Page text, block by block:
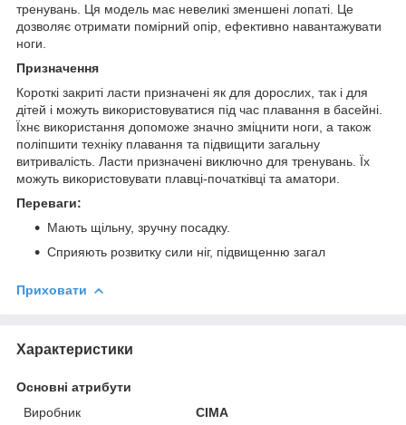
тренувань. Ця модель має невеликі зменшені лопаті. Це
дозволяє отримати помірний опір, ефективно навантажувати
ноги.
Призначення
Короткі закриті ласти призначені як для дорослих, так і для
дітей і можуть використовуватися під час плавання в басейні.
Їхнє використання допоможе значно зміцнити ноги, а також
поліпшити техніку плавання та підвищити загальну
витривалість. Ласти призначені виключно для тренувань. Їх
можуть використовувати плавці-початківці та аматори.
Переваги:
Мають щільну, зручну посадку.
Сприяють розвитку сили ніг, підвищенню загал
Приховати
Характеристики
Основні атрибути
Виробник
CIMA